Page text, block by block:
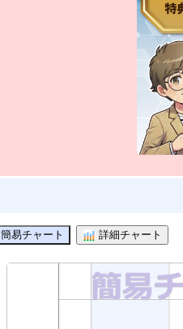
簡易チャート 詳細チャート